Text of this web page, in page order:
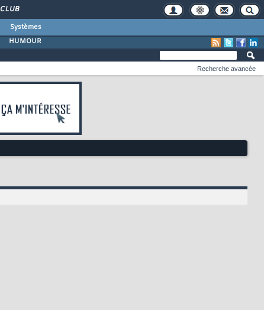
CLUB
Systèmes
HUMOUR
Recherche avancée